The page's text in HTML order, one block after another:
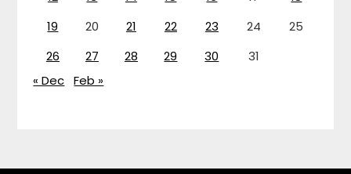
19
20 21 22 23 24
25
26
27 28 29 30
31
« Dec Feb »